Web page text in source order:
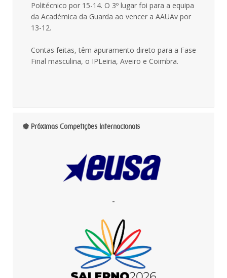
Politécnico por 15-14. O 3º lugar foi para a equipa
da Académica da Guarda ao vencer a AAUAv por
13-12.
Contas feitas, têm apuramento direto para a Fase
Final masculina, o IPLeiria, Aveiro e Coimbra.
Próximas Competições Internacionais
-